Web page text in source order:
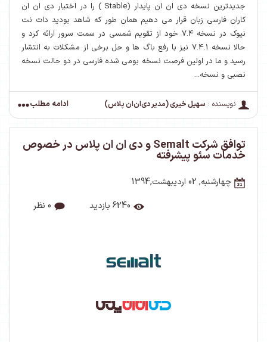
جدیدترین نسخه دی ان ان پایدار (Stable ) را در اختیار دی ان ان
کاران فارسی زبان قرار می دهیم همان طور که شاهد بودید دات نت
نیوک در نسخه 7.4 خود از تقویم شمسی در سمت سرور ارائه کرد و
حالا نسخه 7.4.1 نیز با رفع باگ ها و حل برخی از مشکلات به انتشار
رسید و ما در اولین فرصت نسخه بومی شده فارسی در دو حالت نسخه
نصبی و نسخه...
نویسنده : سهیل خیری (مدیر دی‌ان‌ان پلاس) ادامه مطلب
توافق شرکت Semalt و دی ان ان پلاس در خصوص
خدمات سئو پیشرفته
چهارشنبه, 02 اردیبهشت,1394